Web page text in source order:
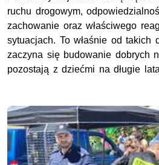
ruchu drogowym,
zachowanie oraz właściwego
sytuacjach. To właśnie od takich
zaczyna się budowanie dobrych
pozostają z dziećmi na długie